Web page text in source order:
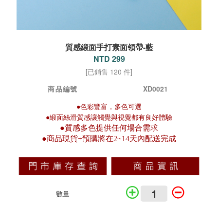
質感緞面手打素面領帶-藍
NTD 299
[已銷售 120 件]
商品編號
XD0021
●色彩豐富，多色可選
●緞面絲滑質感讓觸覺與視覺都有良好體驗
●質感多色提供任何場合需求
●商品現貨+預購將在2~14天內配送完成
數量